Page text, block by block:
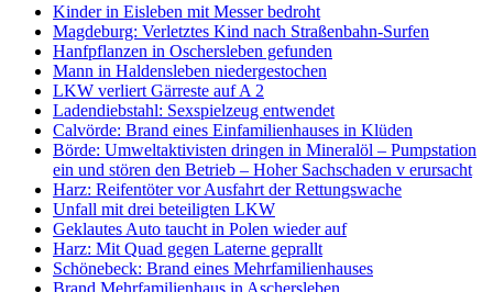
Kinder in Eisleben mit Messer bedroht
Magdeburg: Verletztes Kind nach Straßenbahn-Surfen
Hanfpflanzen in Oschersleben gefunden
Mann in Haldensleben niedergestochen
LKW verliert Gärreste auf A 2
Ladendiebstahl: Sexspielzeug entwendet
Calvörde: Brand eines Einfamilienhauses in Klüden
Börde: Umweltaktivisten dringen in Mineralöl – Pumpstation
ein und stören den Betrieb – Hoher Sachschaden v erursacht
Harz: Reifentöter vor Ausfahrt der Rettungswache
Unfall mit drei beteiligten LKW
Geklautes Auto taucht in Polen wieder auf
Harz: Mit Quad gegen Laterne geprallt
Schönebeck: Brand eines Mehrfamilienhauses
Brand Mehrfamilienhaus in Aschersleben